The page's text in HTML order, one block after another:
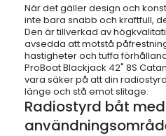
När det gäller design och
inte bara snabb och kraftfull,
Den är tillverkad av
avsedda att motstå
hastigheter och tuffa
ProBoat Blackjack 42" 8S
vara säker på att din
länge och stå emot slitage.
Radiostyrd båt